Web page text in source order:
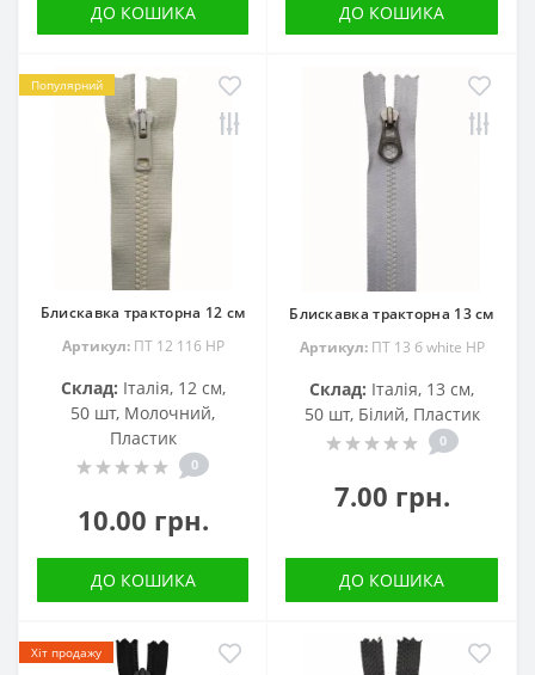
ДО КОШИКА ДО КОШИКА
Популярний
Блискавка тракторна 12 см
Артикул:ПТ 12 116 НР
Склад: Італія, 12 см,
50 шт, Молочний,
Пластик
0
10.00 грн.
ДО КОШИКА
Блискавка тракторна 13 см
Артикул:ПТ 13 б white HP
Склад: Італія, 13 см,
50 шт, Білий, Пластик
0
7.00 грн.
ДО КОШИКА
Хіт продажу